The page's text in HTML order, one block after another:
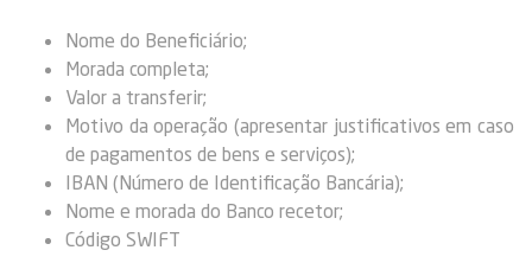
Nome do Beneficiário;
Morada completa;
Valor a transferir;
Motivo da operação (apresentar justificativos em caso
de pagamentos de bens e serviços);
IBAN (Número de Identificação Bancária);
Nome e morada do Banco recetor;
Código SWIFT